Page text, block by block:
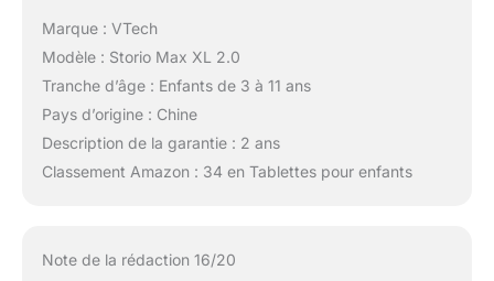
Marque : VTech
Modèle : Storio Max XL 2.0
Tranche d’âge : Enfants de 3 à 11 ans
Pays d’origine : Chine
Description de la garantie : 2 ans
Classement Amazon : 34 en Tablettes pour enfants
Note de la rédaction 16/20